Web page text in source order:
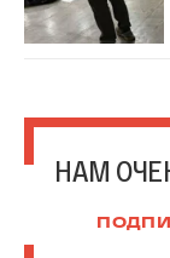
НАМ